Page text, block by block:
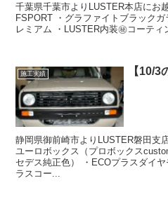
千葉県千葉市よりLUSTER本店にお
FSPORT ・グラファイトブラック
レミアム ・LUSTER内装㊙️コーテ
施工実績 【10/3
静岡県御前崎市よりLUSTER磐田支
ユーロボックス（プロボックス
セデス純正色） ・ECOプラスダイ
ラスコー...